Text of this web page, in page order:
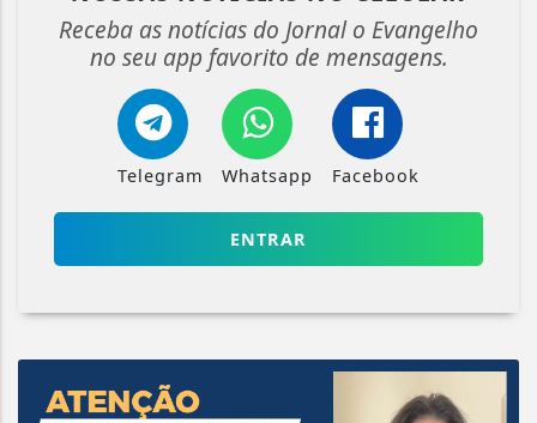
Receba as notícias do Jornal o Evangelho
no seu app favorito de mensagens.
Telegram Whatsapp Facebook
ENTRAR